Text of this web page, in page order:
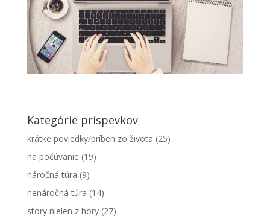
Kategórie príspevkov
krátke poviedky/príbeh zo života (25)
na počúvanie (19)
náročná túra (9)
nenáročná túra (14)
story nielen z hory(27)